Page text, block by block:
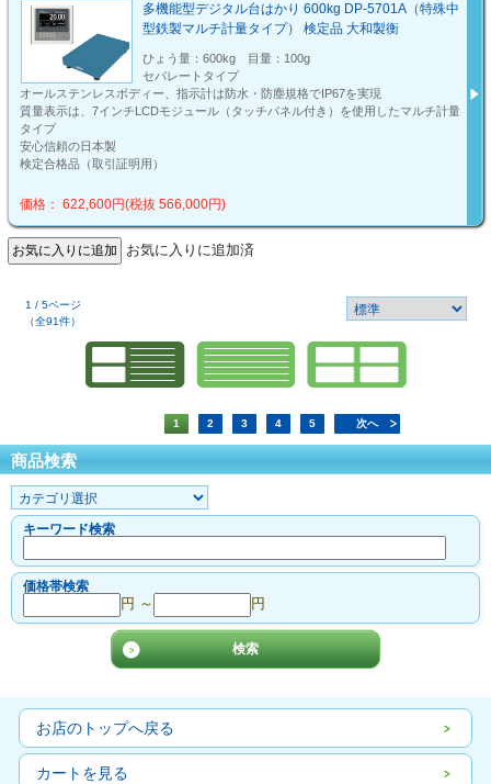
多機能型デジタル台はかり 600kg DP-5701A（特殊中
型鉄製マルチ計量タイプ） 検定品 大和製衡
ひょう量：600kg 目量：100g
セパレートタイプ
オールステンレスボディー、指示計は防水・防塵規格でIP67を実現
質量表示は、7インチLCDモジュール（タッチパネル付き）を使用したマルチ計量
タイプ
安心信頼の日本製
検定合格品（取引証明用）
価格： 622,600円(税抜 566,000円)
お気に入りに追加済
1 / 5ページ
（全91件）
1 2 3 4 5 次へ
商品検索
キーワード検索
価格帯検索
円 ～ 円
お店のトップへ戻る
カートを見る